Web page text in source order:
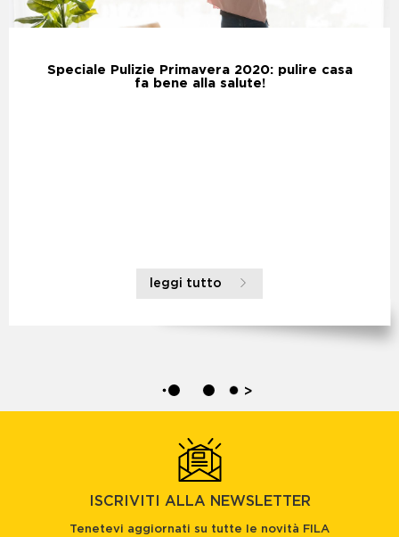
Speciale Pulizie Primavera 2020: pulire casa
fa bene alla salute!
leggi tutto
>
ISCRIVITI ALLA NEWSLETTER
Tenetevi aggiornati su tutte le novità FILA